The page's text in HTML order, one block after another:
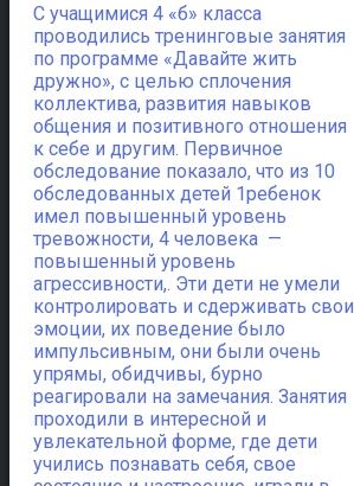
С учащимися 4 «б» класса
проводились тренинговые занятия
по программе «Давайте жить
дружно», с целью сплочения
коллектива, развития навыков
общения и позитивного отношения
к себе и другим. Первичное
обследование показало, что из 10
обследованных детей 1ребенок
имел повышенный уровень
тревожности, 4 человека —
повышенный уровень
агрессивности,. Эти дети не умели
контролировать и сдерживать свои
эмоции, их поведение было
импульсивным, они были очень
упрямы, обидчивы, бурно
реагировали на замечания. Занятия
проходили в интересной и
увлекательной форме, где дети
учились познавать себя, свое